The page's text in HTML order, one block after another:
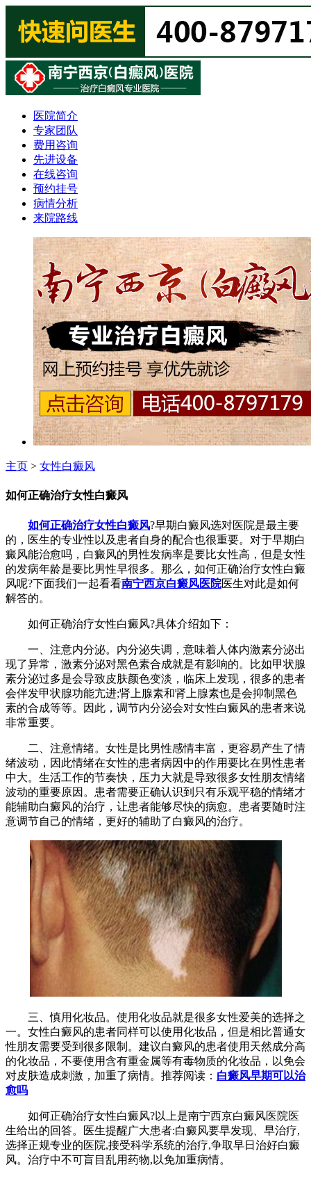
医院简介
专家团队
费用咨询
先进设备
在线咨询
预约挂号
病情分析
来院路线
主页 > 女性白癜风
如何正确治疗女性白癜风
如何正确治疗女性白癜风?早期白癜风选对医院是最主要
的，医生的专业性以及患者自身的配合也很重要。对于早期白
癜风能治愈吗，白癜风的男性发病率是要比女性高，但是女性
的发病年龄是要比男性早很多。那么，如何正确治疗女性白癜
风呢?下面我们一起看看南宁西京白癜风医院医生对此是如何
解答的。
如何正确治疗女性白癜风?具体介绍如下：
一、注意内分泌。内分泌失调，意味着人体内激素分泌出
现了异常，激素分泌对黑色素合成就是有影响的。比如甲状腺
素分泌过多是会导致皮肤颜色变淡，临床上发现，很多的患者
会伴发甲状腺功能亢进;肾上腺素和肾上腺素也是会抑制黑色
素的合成等等。因此，调节内分泌会对女性白癜风的患者来说
非常重要。
二、注意情绪。女性是比男性感情丰富，更容易产生了情
绪波动，因此情绪在女性的患者病因中的作用要比在男性患者
中大。生活工作的节奏快，压力大就是导致很多女性朋友情绪
波动的重要原因。患者需要正确认识到只有乐观平稳的情绪才
能辅助白癜风的治疗，让患者能够尽快的病愈。患者要随时注
意调节自己的情绪，更好的辅助了白癜风的治疗。
三、慎用化妆品。使用化妆品就是很多女性爱美的选择之
一。女性白癜风的患者同样可以使用化妆品，但是相比普通女
性朋友需要受到很多限制。建议白癜风的患者使用天然成分高
的化妆品，不要使用含有重金属等有毒物质的化妆品，以免会
对皮肤造成刺激，加重了病情。推荐阅读： 白癜风早期可以治
愈吗
如何正确治疗女性白癜风?以上是南宁西京白癜风医院医
生给出的回答。医生提醒广大患者:白癜风要早发现、早治疗,
选择正规专业的医院,接受科学系统的治疗,争取早日治好白癜
风。治疗中不可盲目乱用药物,以免加重病情。